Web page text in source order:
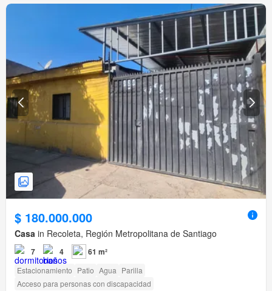
$ 180.000.000
Casa in Recoleta, Región Metropolitana de Santiago
7 4 61 m²
Estacionamiento Patio Agua Parilla
Acceso para personas con discapacidad